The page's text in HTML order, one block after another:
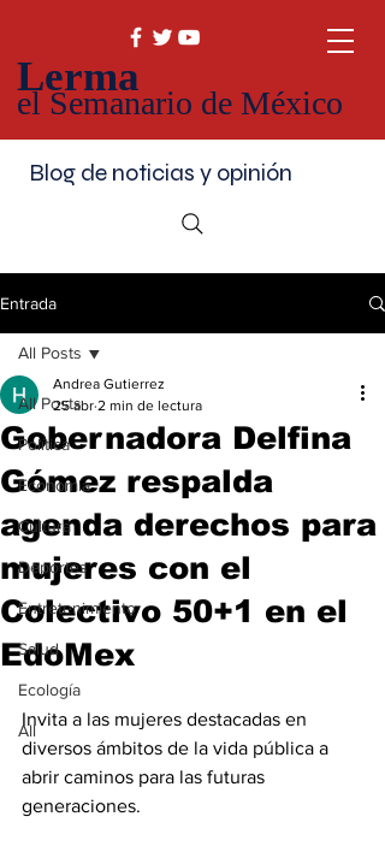
Lerma
el Semanario de México
Blog de noticias y opinión
Entrada
All Posts
Política
Economía
Cultura
Deportes
Entretenimiento
Salud
Ecología
All
All Posts
Gobernadora Delfina
Gómez respalda
agenda derechos para
mujeres con el
Colectivo 50+1 en el
EdoMex
Andrea Gutierrez
25 abr 2 min de lectura
Invita a las mujeres destacadas en
diversos ámbitos de la vida pública a
abrir caminos para las futuras
generaciones.